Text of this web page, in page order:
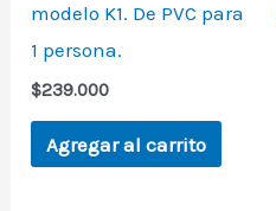
modelo K1. De PVC para
1 persona.
$239.000
Agregar al carrito